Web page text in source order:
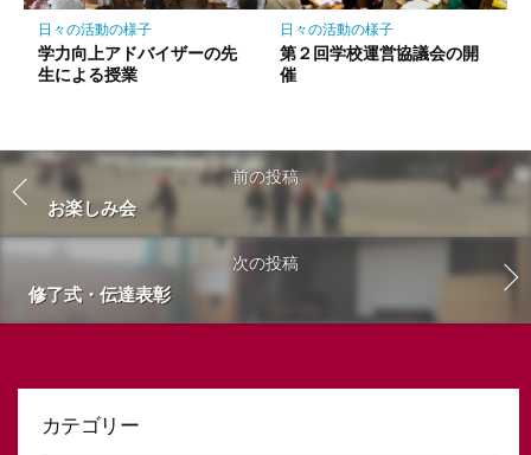
日々の活動の様子
学力向上アドバイザーの先
生による授業
日々の活動の様子
第２回学校運営協議会の開
催
前の投稿
お楽しみ会
次の投稿
修了式・伝達表彰
カテゴリー